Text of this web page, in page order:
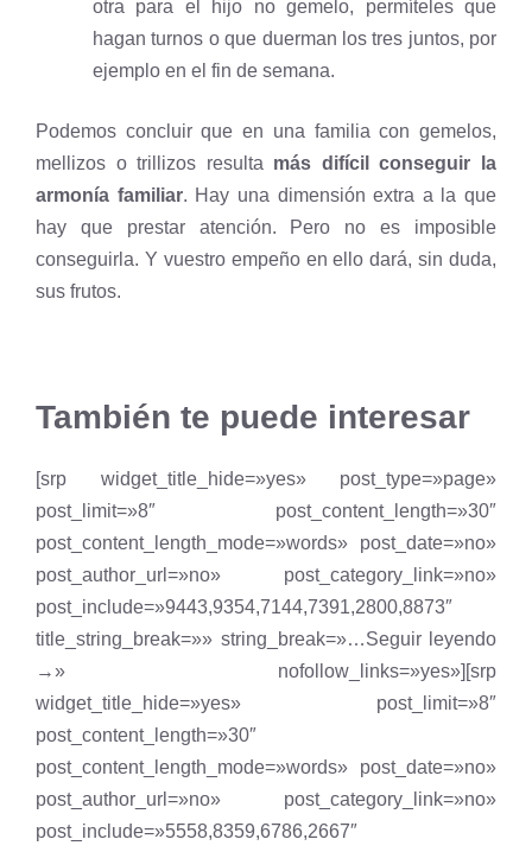
otra para el hijo no gemelo, permíteles que
hagan turnos o que duerman los tres juntos, por
ejemplo en el fin de semana.
Podemos concluir que en una familia con gemelos,
mellizos o trillizos resulta más difícil conseguir la
armonía familiar. Hay una dimensión extra a la que
hay que prestar atención. Pero no es imposible
conseguirla. Y vuestro empeño en ello dará, sin duda,
sus frutos.
También te puede interesar
[srp widget_title_hide=»yes» post_type=»page»
post_limit=»8″ post_content_length=»30″
post_content_length_mode=»words» post_date=»no»
post_author_url=»no» post_category_link=»no»
post_include=»9443,9354,7144,7391,2800,8873″
title_string_break=»» string_break=»…Seguir leyendo
→» nofollow_links=»yes»][srp
widget_title_hide=»yes» post_limit=»8″
post_content_length=»30″
post_content_length_mode=»words» post_date=»no»
post_author_url=»no» post_category_link=»no»
post_include=»5558,8359,6786,2667″